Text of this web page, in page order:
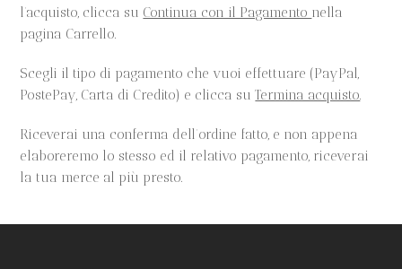
l’acquisto, clicca su Continua con il Pagamento nella
pagina Carrello.
Scegli il tipo di pagamento che vuoi effettuare (PayPal,
PostePay, Carta di Credito) e clicca suTermina acquisto.
Riceverai una conferma dell’ordine fatto, e non appena
elaboreremo lo stesso ed il relativo pagamento, riceverai
la tua merce al più presto.